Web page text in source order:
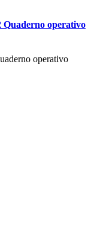
Quaderno operativo
operativo